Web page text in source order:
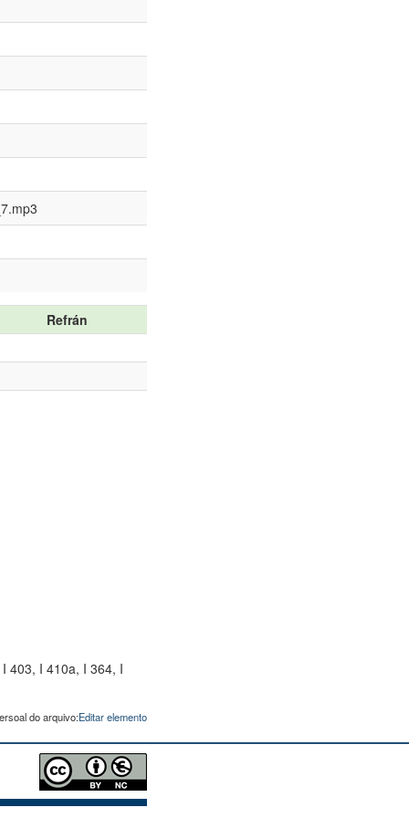
Refrán
403, I 410a, I 364, I
do arquivo:Editar elemento